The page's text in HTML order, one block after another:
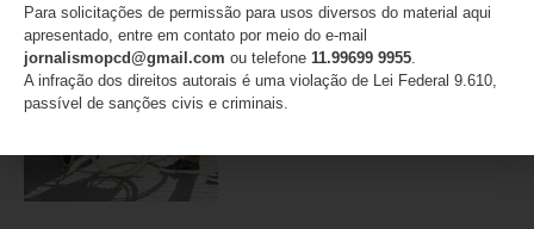
O IMESC não acabou:
decisão cria novas dúvidas
para o IPVA PcD em São
Paulo
Para solicitações de permissão para usos diversos do material aqui
apresentado, entre em contato por meio do e-mail
jornalismopcd@gmail.com ou telefone 11.99699 9955
A infração dos direitos autorais é uma violação de Lei Federal 9.610,
passível de sanções civis e criminais.